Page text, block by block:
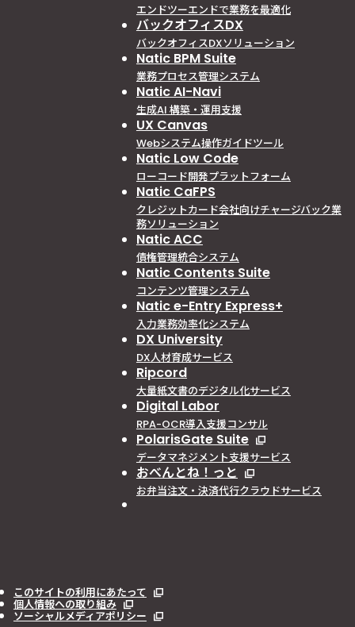
エンドツーエンドで業務を最適化
バックオフィスDX
バックオフィスDXソリューション
Natic BPM Suite
業務プロセス管理システム
Natic AI-Navi
生成AI 構築・運用支援
UX Canvas
Webシステム操作ガイドツール
Natic Low Code
ローコード開発プラットフォーム
Natic CaFPS
クレジットカード会社向けチャージバック業
務ソリューション
Natic ACC
債権管理統合システム
Natic Contents Suite
コンテンツ管理システム
Natic e-Entry Express+
入力業務効率化システム
DX University
DX人材育成サービス
Ripcord
大量紙文書のデジタル化サービス
Digital Labor
RPA-OCR導入支援コンサル
PolarisGate Suite
データマネジメント支援サービス
おべんとね！っと
お弁当注文・決済代行クラウドサービス
このサイトの利用にあたって
個人情報への取り組み
ソーシャルメディアポリシー